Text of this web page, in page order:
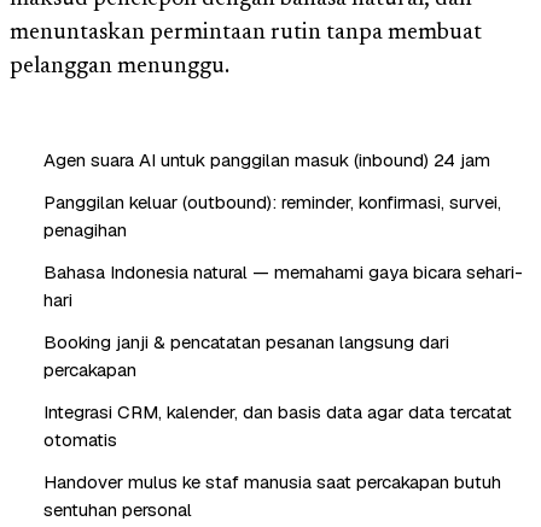
menuntaskan permintaan rutin tanpa membuat
pelanggan menunggu.
Agen suara AI untuk panggilan masuk (inbound) 24 jam
Panggilan keluar (outbound): reminder, konfirmasi, survei,
penagihan
Bahasa Indonesia natural — memahami gaya bicara sehari-
hari
Booking janji & pencatatan pesanan langsung dari
percakapan
Integrasi CRM, kalender, dan basis data agar data tercatat
otomatis
Handover mulus ke staf manusia saat percakapan butuh
sentuhan personal